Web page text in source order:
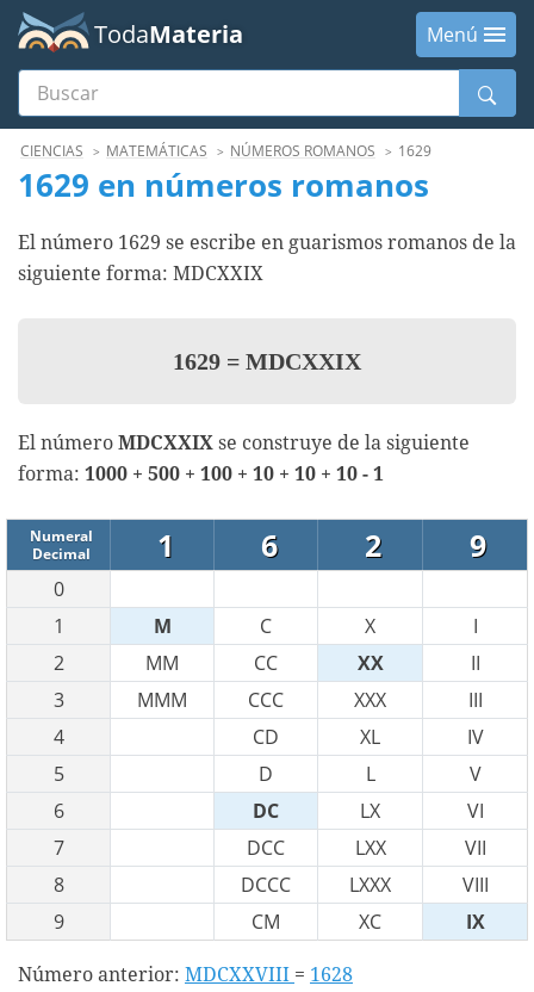
TodaMateria
Menú
Buscar
MenúCIENCIAS MATEMÁTICAS NÚMEROS ROMANOS 1629
1629 en números romanos
El número 1629 se escribe en guarismos romanos de la
siguiente forma: MDCXXIX
1629 = MDCXXIX
El número MDCXXIX se construye de la siguiente
forma: 1000 + 500 + 100 + 10 + 10 + 10 - 1
Numeral
Decimal
1 6 2 9
0
1
M C X
I
2
MM CC XX
II
3
MMM CCC XXX
III
4
CD XL
IV
5
D L
V
6
DC LX
VI
7
DCC LXX
VII
8
DCCC LXXX
VIII
9
CM XC IX
Número anterior: MDCXXVIII = 1628